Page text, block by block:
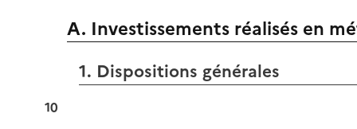
A. Investissements réalisés en
1. Dispositions générales
10